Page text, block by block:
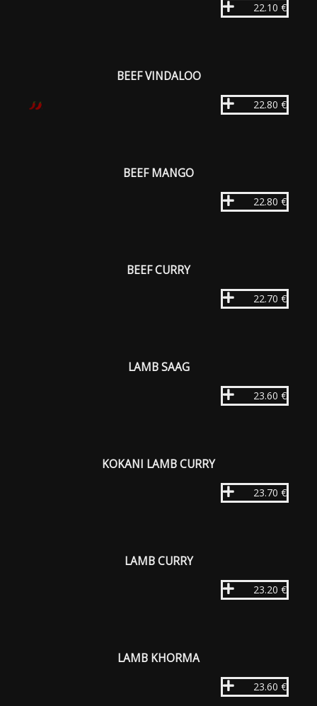
22.10 €
BEEF VINDALOO
22.80 €
BEEF MANGO
22.80 €
BEEF CURRY
22.70 €
LAMB SAAG
23.60 €
KOKANI LAMB CURRY
23.70 €
LAMB CURRY
23.20 €
LAMB KHORMA
23.60 €